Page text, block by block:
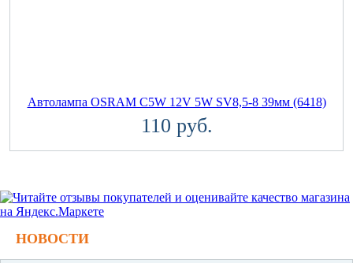
Автолампа OSRAM C5W 12V 5W SV8,5-8 39мм (6418)
110 руб.
НОВОСТИ